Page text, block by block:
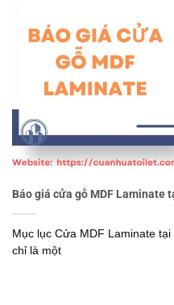
Báo giá cửa gỗ MDF Laminate
Mục lục Cửa MDF Laminate
chỉ là một